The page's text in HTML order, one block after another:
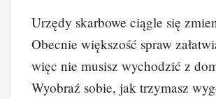
Urzędy skarbowe ciągle się
Obecnie większość spraw
więc nie musisz wychodzić z
Wyobraź sobie, jak trzymasz